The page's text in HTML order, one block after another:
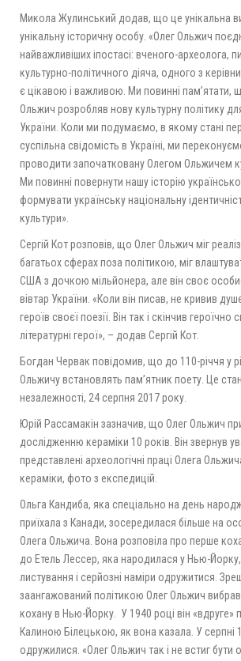
Микола Жулинський додав, що це унікальна
унікальну історичну особу. «Олег Ольжич
найважливіших іпостасі: вченого-археолога,
культурно-політичного діяча, одного з
є цікавою і важливою. Ми повинні пам’ятати,
Ольжич розробляв нову культурну політику
України. Коли ми подумаємо, в якому стані
суспільна свідомість в Україні, ми
проводити започатковану Олегом Ольжичем
Ми повинні повернути нашу історію
формувати українську національну
культури».
Сергій Кот розповів, що Олег Ольжич міг
багатьох сферах поза політикою, міг
США з дочкою мільйонера, але він своє
вівтар України. «Коли він писав, не кривив
героїв своєї поезії. Він так і скінчив героїчно
літературні герої», – додав Сергій Кот.
Богдан Червак повідомив, що до 110-річчя у
Ольжичу встановлять пам’ятник поету. Це
незалежності, 24 серпня 2017 року.
Юрій Рассамакін зазначив, що Олег Ольжич
дослідженню кераміки 10 років. Він звернув
представлені археологічні праці Олега
кераміки, фото з експедицій.
Ольга Кандиба, яка спеціально на день
приїхала з Канади, зосередилася більше на
Олега Ольжича. Вона розповіла про перше
до Етель Лессер, яка народилася у Нью-Йорку,
листування і серйозні наміри одружитися.
заангажований політикою Олег Ольжич вибрав
кохану в Нью-Йорку. У 1940 році він «вдруге»
Калиною Білецькою, як вона казала. У серпні
одружилися. «Олег Ольжич так і не встиг бути